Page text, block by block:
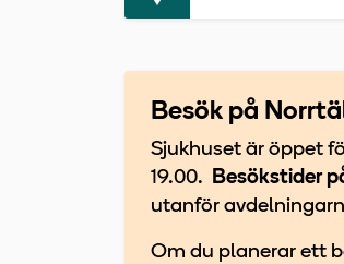
Besök på
Sjukhuset är öppet
19.00. Besökstider
utanför
Om du planerar ett